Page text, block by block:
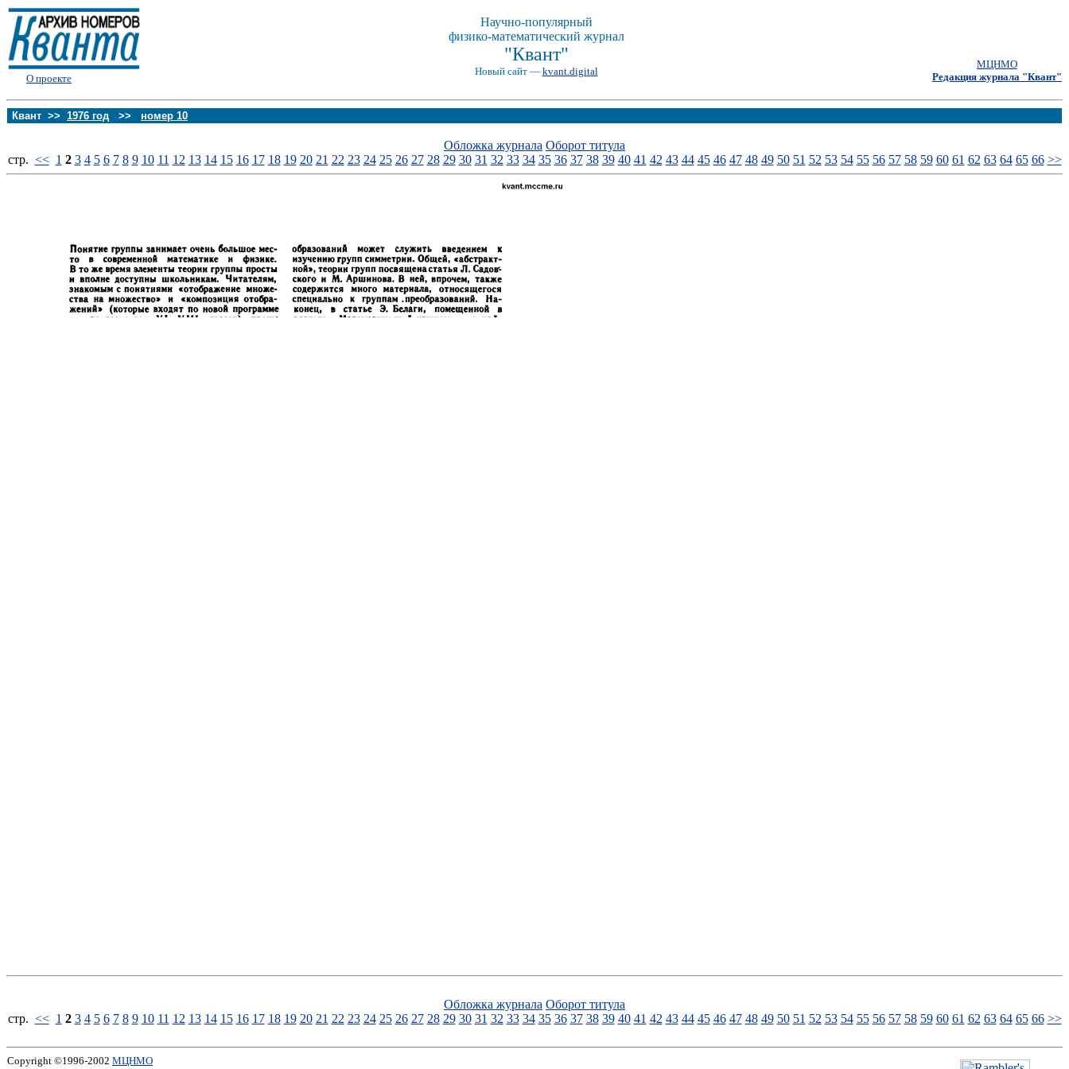
О проекте
Научно-популярный
физико-математический журнал
"Квант"
Новый сайт — kvant.digital
МЦНМО
Редакция журнала "Квант"
Квант >> 1976 год >> номер 10
Обложка журнала Оборот титула
стp. << 1 2 3 4 5 6 7 8 9 10 11 12 13 14 15 16 17 18 19 20 21 22 23 24 25 26 27 28 29 30 31 32 33 34 35 36 37 38 39 40 41 42 43 44 45 46 47 48 49 50 51 52 53 54 55 56 57 58 59 60 61 62 63 64 65 66 >>
Обложка журнала Оборот титула
стp. << 1 2 3 4 5 6 7 8 9 10 11 12 13 14 15 16 17 18 19 20 21 22 23 24 25 26 27 28 29 30 31 32 33 34 35 36 37 38 39 40 41 42 43 44 45 46 47 48 49 50 51 52 53 54 55 56 57 58 59 60 61 62 63 64 65 66 >>
Copyright ©1996-2002 МЦНМО